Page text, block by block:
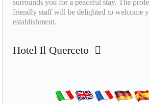
surrounds you for a peaceful stay. The
friendly staff will be delighted to welcome
establishment.
Hotel Il Querceto